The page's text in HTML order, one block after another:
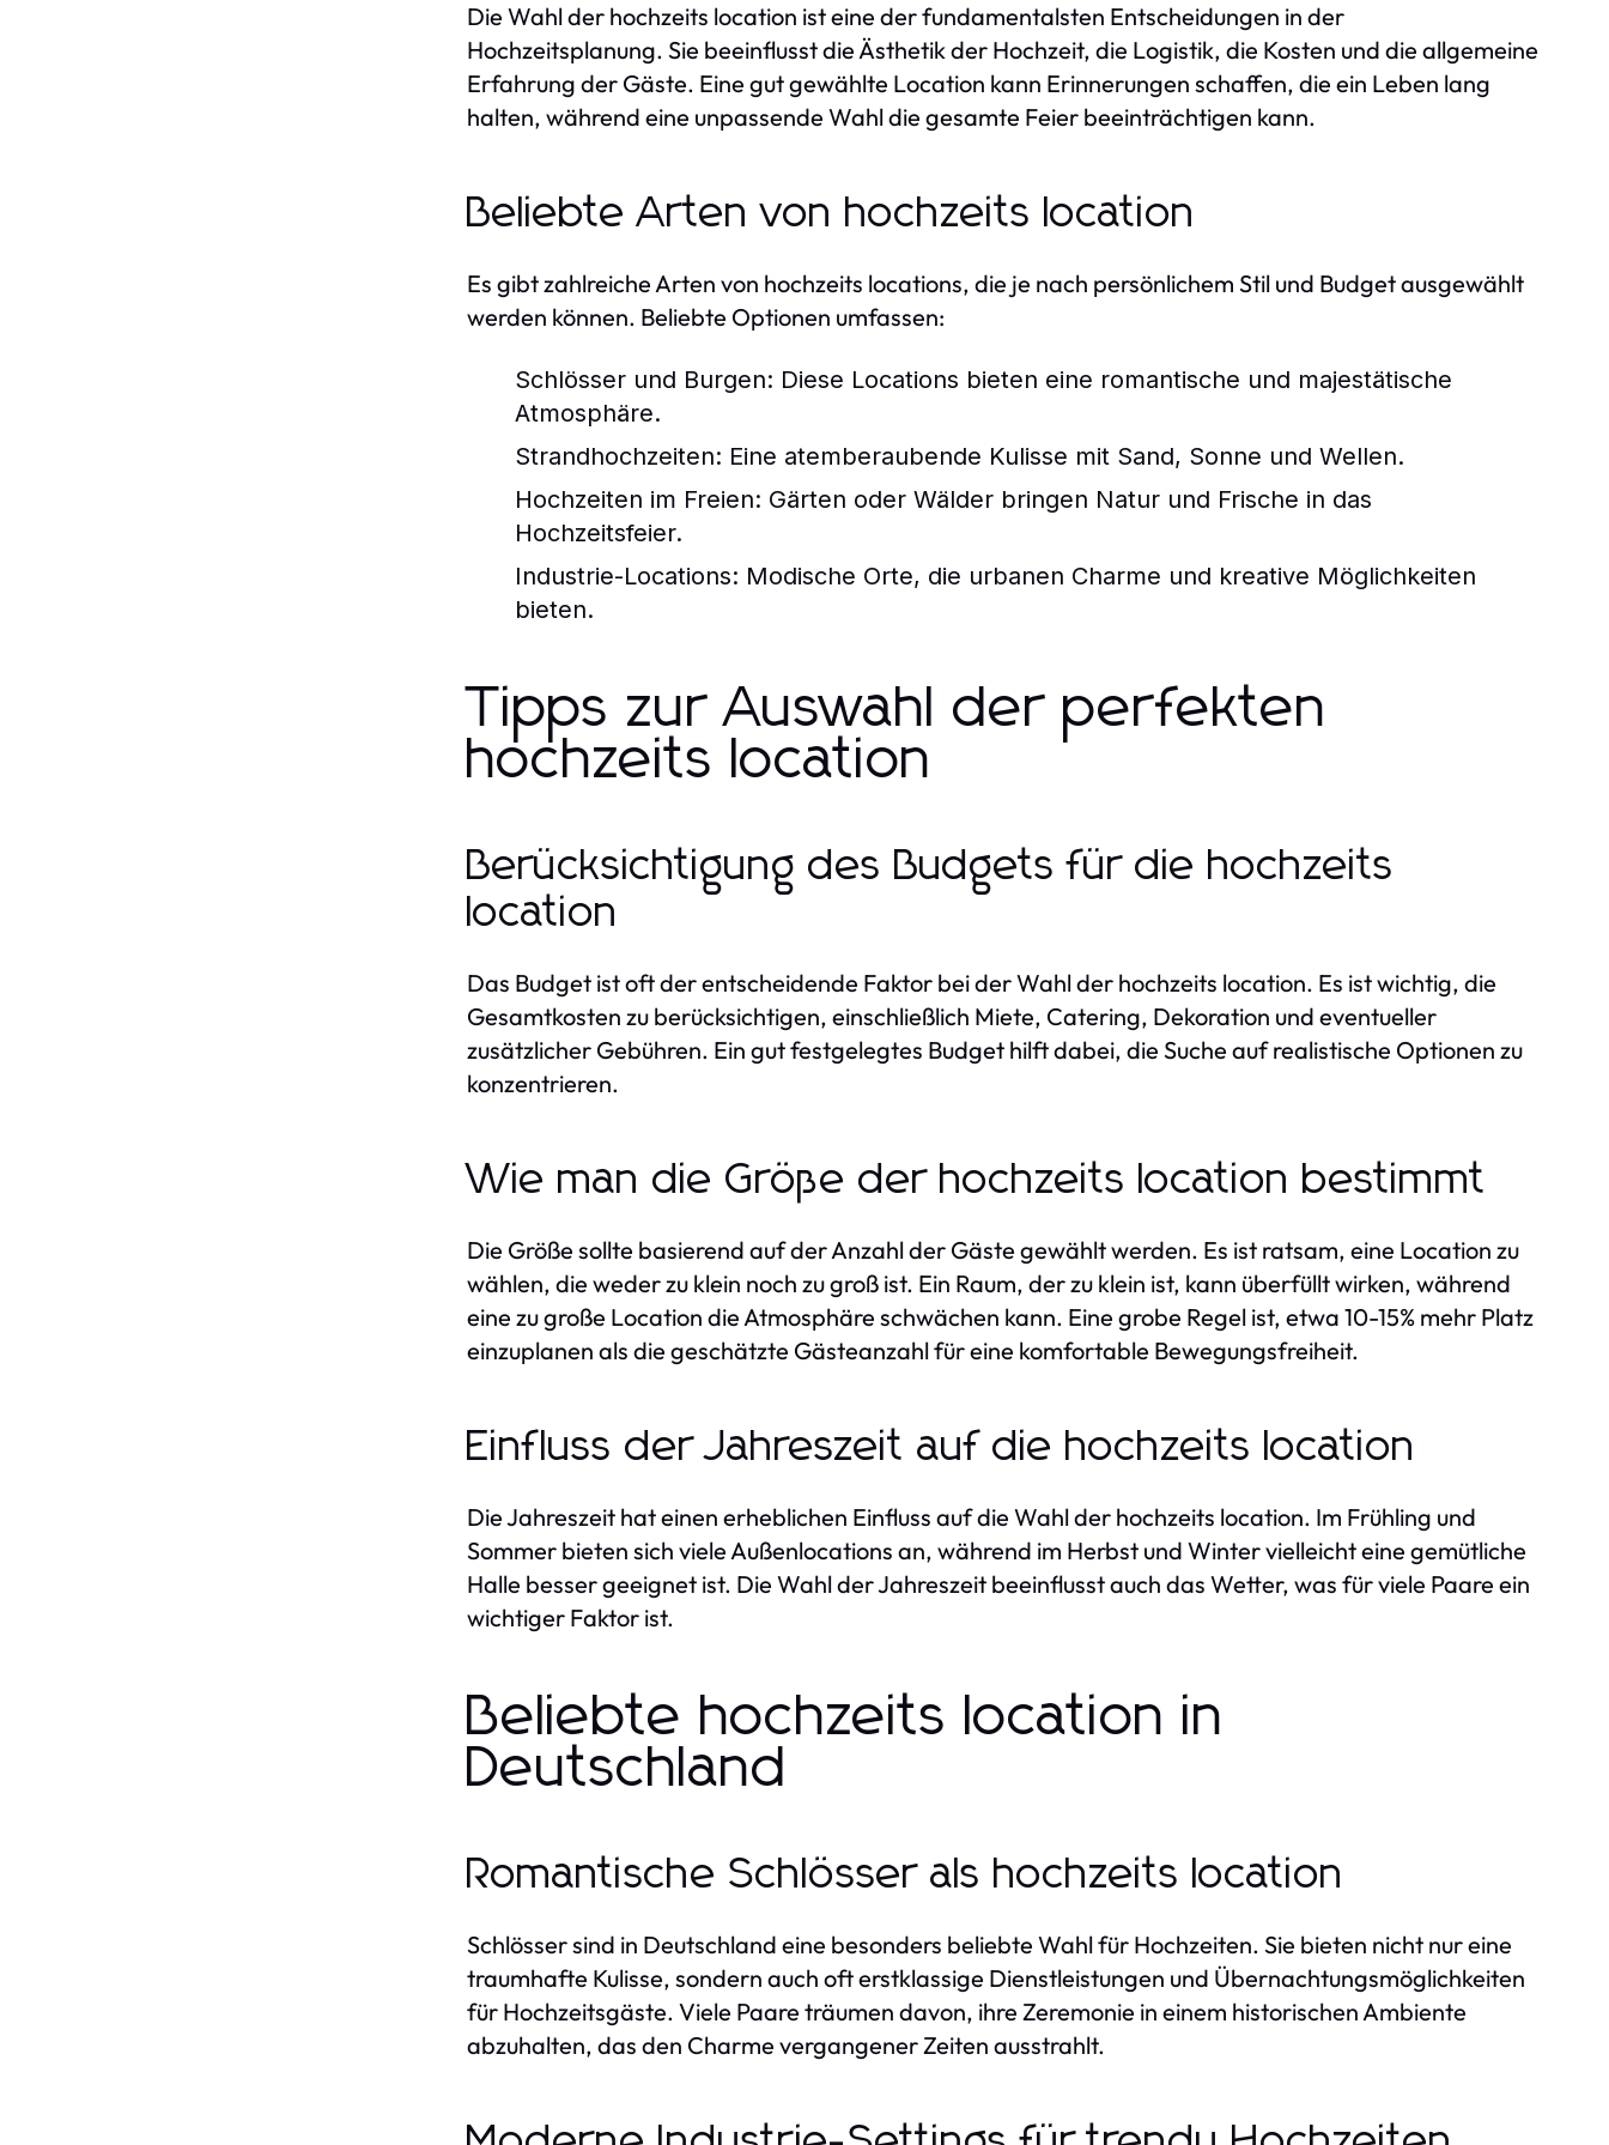
Die Wahl der hochzeits location ist eine der fundamentalsten Entscheidungen in der
Hochzeitsplanung. Sie beeinflusst die Ästhetik der Hochzeit, die Logistik, die Kosten und die allgemeine
Erfahrung der Gäste. Eine gut gewählte Location kann Erinnerungen schaffen, die ein Leben lang
halten, während eine unpassende Wahl die gesamte Feier beeinträchtigen kann.
Beliebte Arten von hochzeits location
Es gibt zahlreiche Arten von hochzeits locations, die je nach persönlichem Stil und Budget ausgewählt
werden können. Beliebte Optionen umfassen:
Schlösser und Burgen: Diese Locations bieten eine romantische und majestätische
Atmosphäre.
Strandhochzeiten: Eine atemberaubende Kulisse mit Sand, Sonne und Wellen.
Hochzeiten im Freien: Gärten oder Wälder bringen Natur und Frische in das
Hochzeitsfeier.
Industrie-Locations: Modische Orte, die urbanen Charme und kreative Möglichkeiten
bieten.
Tipps zur Auswahl der perfekten
hochzeits location
Berücksichtigung des Budgets für die hochzeits
location
Das Budget ist oft der entscheidende Faktor bei der Wahl der hochzeits location. Es ist wichtig, die
Gesamtkosten zu berücksichtigen, einschließlich Miete, Catering, Dekoration und eventueller
zusätzlicher Gebühren. Ein gut festgelegtes Budget hilft dabei, die Suche auf realistische Optionen zu
konzentrieren.
Wie man die Größe der hochzeits location bestimmt
Die Größe sollte basierend auf der Anzahl der Gäste gewählt werden. Es ist ratsam, eine Location zu
wählen, die weder zu klein noch zu groß ist. Ein Raum, der zu klein ist, kann überfüllt wirken, während
eine zu große Location die Atmosphäre schwächen kann. Eine grobe Regel ist, etwa 10-15% mehr Platz
einzuplanen als die geschätzte Gästeanzahl für eine komfortable Bewegungsfreiheit.
Einfluss der Jahreszeit auf die hochzeits location
Die Jahreszeit hat einen erheblichen Einfluss auf die Wahl der hochzeits location. Im Frühling und
Sommer bieten sich viele Außenlocations an, während im Herbst und Winter vielleicht eine gemütliche
Halle besser geeignet ist. Die Wahl der Jahreszeit beeinflusst auch das Wetter, was für viele Paare ein
wichtiger Faktor ist.
Beliebte hochzeits location in
Deutschland
Romantische Schlösser als hochzeits location
Schlösser sind in Deutschland eine besonders beliebte Wahl für Hochzeiten. Sie bieten nicht nur eine
traumhafte Kulisse, sondern auch oft erstklassige Dienstleistungen und Übernachtungsmöglichkeiten
für Hochzeitsgäste. Viele Paare träumen davon, ihre Zeremonie in einem historischen Ambiente
abzuhalten, das den Charme vergangener Zeiten ausstrahlt.